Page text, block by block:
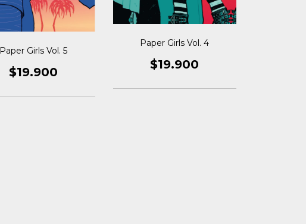
Paper Girls Vol. 5
$19.900
Paper Girls Vol. 4
$19.900